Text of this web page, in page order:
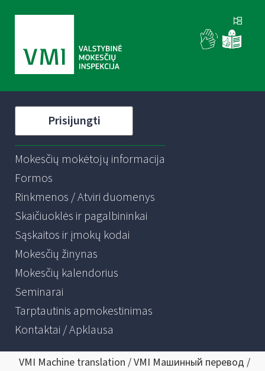
Prisijungti
Mokesčių mokėtojų informacija
Formos
Rinkmenos / Atviri duomenys
Skaičiuoklės ir pagalbininkai
Sąskaitos ir įmokų kodai
Mokesčių žinynas
Mokesčių kalendorius
Seminarai
Tarptautinis apmokestinimas
Kontaktai / Apklausa
VMI Machine translation / VMI Машинный перевод /